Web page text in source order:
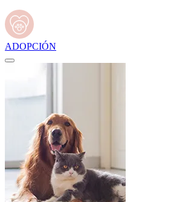
ADOPCIÓN